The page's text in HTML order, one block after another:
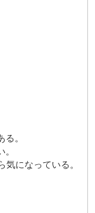
。
になっている。